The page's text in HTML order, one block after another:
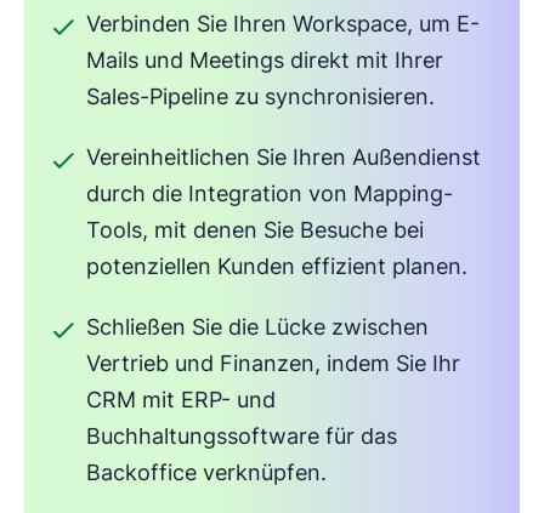
Verbinden Sie Ihren Workspace, um E-
Mails und Meetings direkt mit Ihrer
Sales-Pipeline zu synchronisieren.
Vereinheitlichen Sie Ihren Außendienst
durch die Integration von Mapping-
Tools, mit denen Sie Besuche bei
potenziellen Kunden effizient planen.
Schließen Sie die Lücke zwischen
Vertrieb und Finanzen, indem Sie Ihr
CRM mit ERP- und
Buchhaltungssoftware für das
Backoffice verknüpfen.